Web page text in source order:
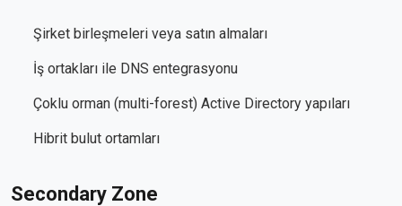
Şirket birleşmeleri veya satın almaları
İş ortakları ile DNS entegrasyonu
Çoklu orman (multi-forest) Active Directory yapıları
Hibrit bulut ortamları
Secondary Zone